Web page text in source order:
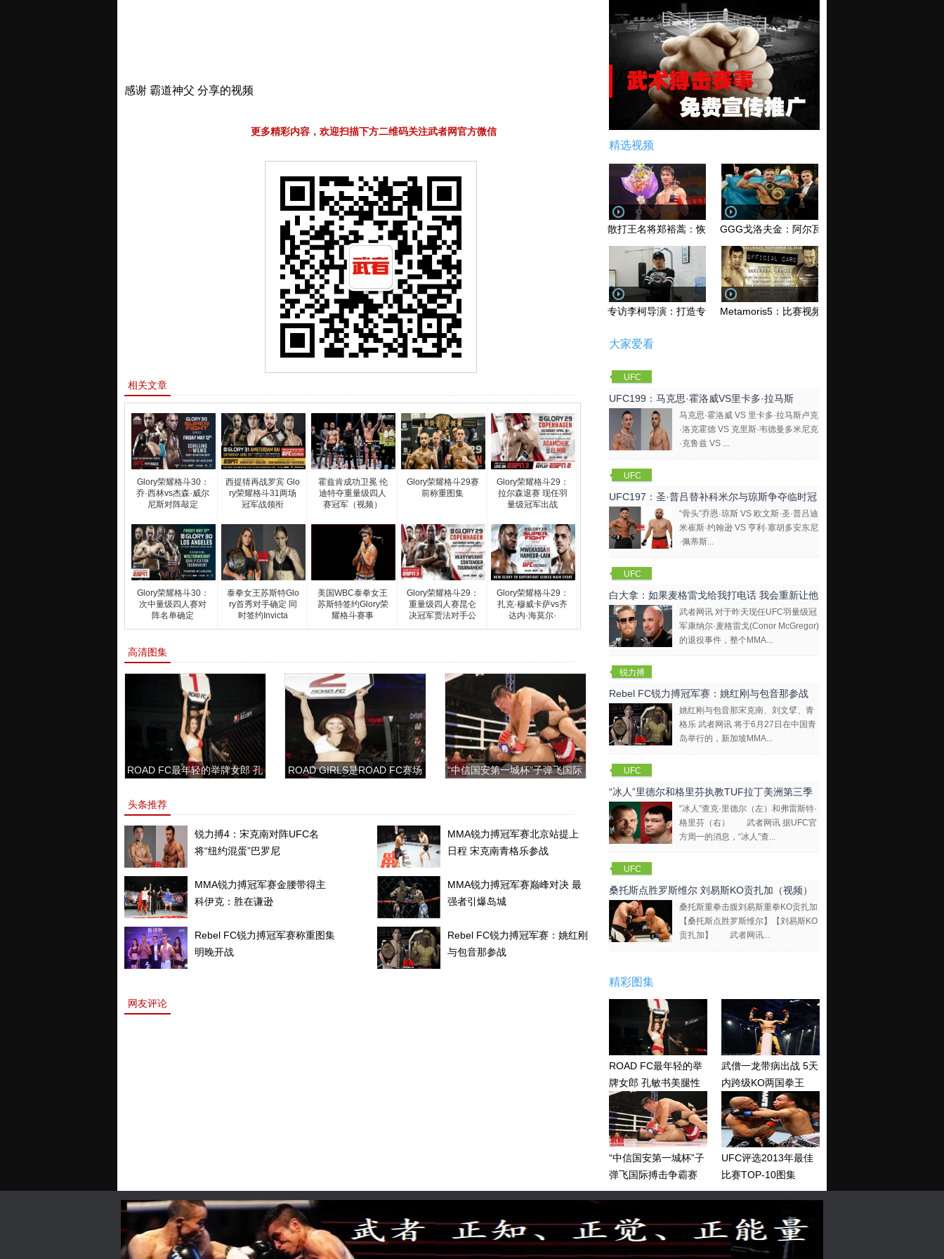
感谢 霸道神父 分享的视频
更多精彩内容，欢迎扫描下方二维码关注武者网官方微信
相关文章
Glory荣耀格斗30：
乔·西林vs杰森·威尔
尼斯对阵敲定
西提猜再战罗宾 Glo
ry荣耀格斗31两场
冠军战领衔
霍兹肯成功卫冕 伦
迪特夺重量级四人
赛冠军（视频）
Glory荣耀格斗29赛
前称重图集
Glory荣耀格斗29：
拉尔森退赛 现任羽
量级冠军出战
Glory荣耀格斗30：
次中量级四人赛对
阵名单确定
泰拳女王苏斯特Glo
ry首秀对手确定 同
时签约Invicta
美国WBC泰拳女王
苏斯特签约Glory荣
耀格斗赛事
Glory荣耀格斗29：
重量级四人赛昆仑
决冠军贾法对手公
Glory荣耀格斗29：
扎克·穆威卡萨vs齐
达内·海莫尔·
高清图集
ROAD FC最年轻的举牌女郎 孔
ROAD GIRLS是ROAD FC赛场
“中信国安第一城杯”子弹飞国际
头条推荐
锐力搏4：宋克南对阵UFC名
将“纽约混蛋”巴罗尼
MMA锐力搏冠军赛北京站提上
日程 宋克南青格乐参战
MMA锐力搏冠军赛金腰带得主
科伊克：胜在谦逊
MMA锐力搏冠军赛巅峰对决 最
强者引爆岛城
Rebel FC锐力搏冠军赛称重图集
明晚开战
Rebel FC锐力搏冠军赛：姚红刚
与包音那参战
网友评论
精选视频
散打王名将郑裕蒿：恢复训练 有望回归擂台GGG戈洛夫金：阿尔瓦雷兹和库托 爱谁谁无所谓！
专访李柯导演：打造专业MMA综合格斗电影《破军》
Metamoris5：比赛视频
大家爱看
UFC
UFC199：马克思·霍洛威VS里卡多·拉马斯
马克思·霍洛威 VS 里卡多·拉马斯卢克
·洛克霍德 VS 克里斯·韦德曼多米尼克
·克鲁兹 VS ...
UFC
UFC197：圣·普吕替补科米尔与琼斯争夺临时冠
军
“骨头”乔恩·琼斯 VS 欧文斯·圣·普吕迪
米崔斯·约翰逊 VS 亨利·塞胡多安东尼
·佩蒂斯...
UFC
白大拿：如果麦格雷戈给我打电话 我会重新让他
回来比赛
武者网讯 对于昨天现任UFC羽量级冠
军康纳尔·麦格雷戈(Conor McGregor)
的退役事件，整个MMA...
锐力搏
Rebel FC锐力搏冠军赛：姚红刚与包音那参战
姚红刚与包音那宋克南、刘文擘、青
格乐 武者网讯 将于6月27日在中国青
岛举行的，新加坡MMA...
UFC
“冰人”里德尔和格里芬执教TUF拉丁美洲第三季
“冰人”查克·里德尔（左）和弗雷斯特·
格里芬（右） 武者网讯 据UFC官
方周一的消息，“冰人”查...
UFC
桑托斯点胜罗斯维尔 刘易斯KO贡扎加（视频）
桑托斯重拳击腹刘易斯重拳KO贡扎加
【桑托斯点胜罗斯维尔】【刘易斯KO
贡扎加】 武者网讯...
精彩图集
ROAD FC最年轻的举
牌女郎 孔敏书美腿性
感眼神清纯
武僧一龙带病出战 5天
内跨级KO两国拳王
“中信国安第一城杯”子
弹飞国际搏击争霸赛
UFC评选2013年最佳
比赛TOP-10图集